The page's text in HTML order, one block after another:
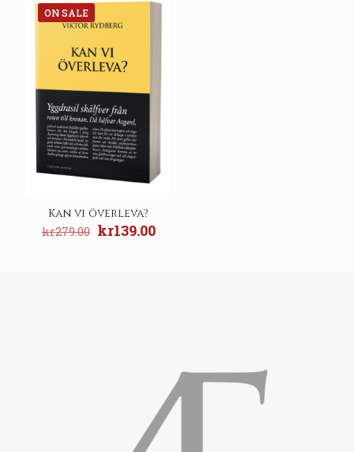
ON SALE
Kan vi överleva?
kr279.00 Original
kr139.00Current